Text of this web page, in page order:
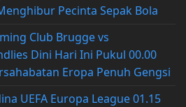
Pecinta Sepak Bola
Club Brugge vs
Dini Hari Ini Pukul 00.00
Eropa Penuh Gengsi
UEFA Europa League 01.15